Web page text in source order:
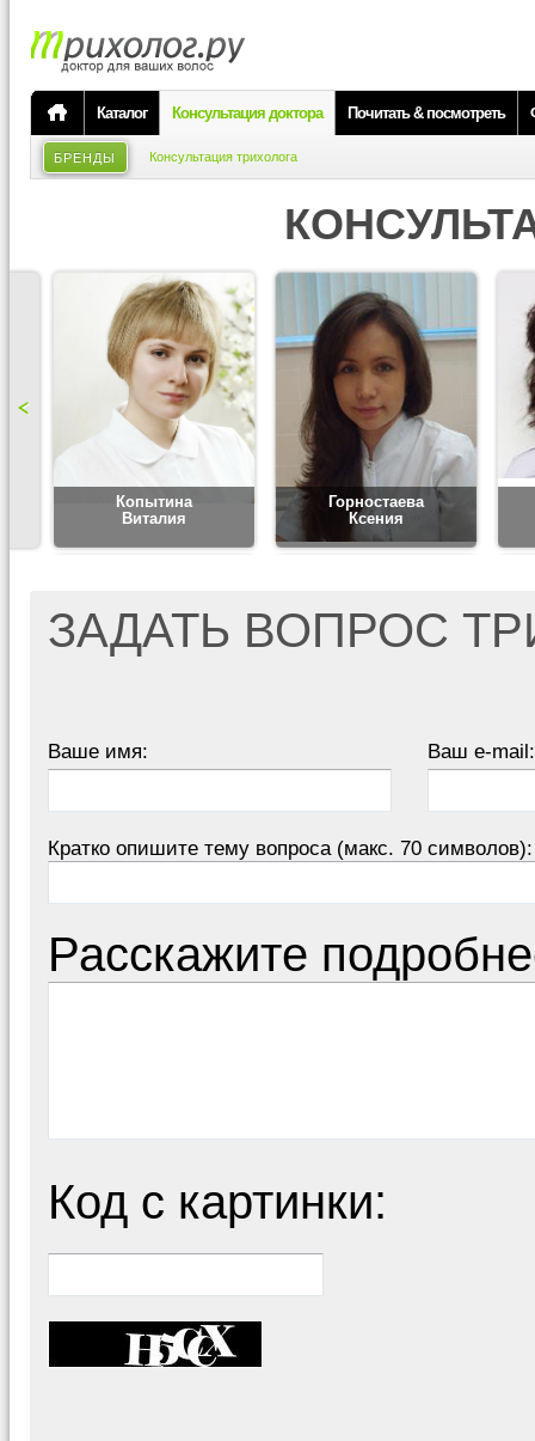
Каталог Консультация доктора Почитать & посмотреть
БРЕНДЫ Консультация трихолога
Копытина
Виталия
Горностаева
Ксения
ЗАДАТЬ ВОПРОС
Ваше имя: Ваш e-mail:
Кратко опишите тему вопроса (макс. 70 символов):
Расскажите
Код с картинки: